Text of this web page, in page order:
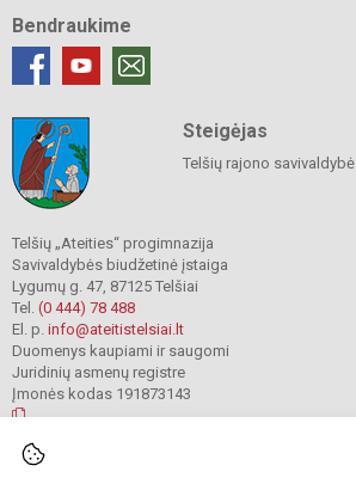
Bendraukime
Steigėjas
Telšių rajono savivaldybė
Telšių „Ateities“ progimnazija
Savivaldybės biudžetinė įstaiga
Lygumų g. 47, 87125 Telšiai
Tel. (0 444) 78 488
El. p. info@ateitistelsiai.lt
Duomenys kaupiami ir saugomi
Juridinių asmenų registre
Įmonės kodas 191873143